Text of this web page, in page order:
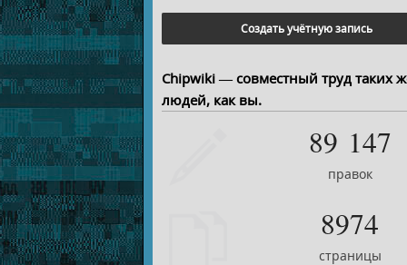
Создать учётную запись
Chipwiki — совместный труд таких
людей, как вы.
89 147
правок
8974
страницы